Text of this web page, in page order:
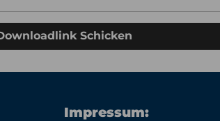
Schicken
Impressum: